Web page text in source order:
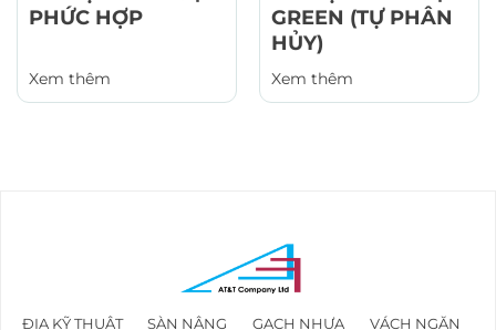
PHỨC HỢP
Xem thêm
GREEN (TỰ PHÂN
HỦY)
Xem thêm
ĐỊA KỸ THUẬT SÀN NÂNG GẠCH NHỰA VÁCH NGĂN